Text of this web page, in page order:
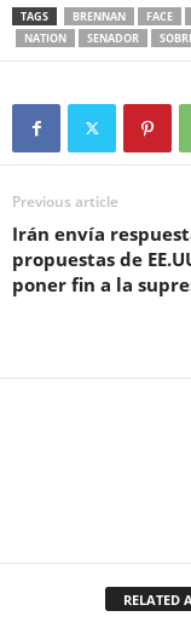
TAGS BRENNAN FACE
NATION
SENADOR
Previous article
Irán envía
propuestas de
poner fin a la
RELATED